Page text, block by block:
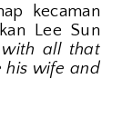
kecaman
Lee Sun
all that
his wife and